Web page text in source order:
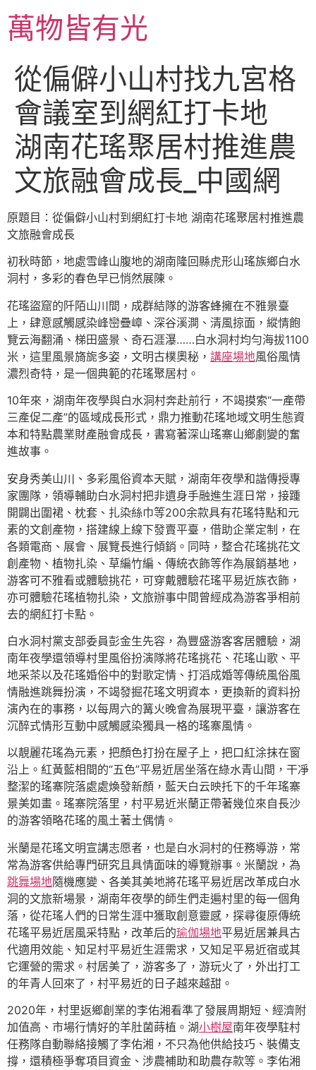
主萬物皆有光
從偏僻小山村找九宮格
會議室到網紅打卡地
湖南花瑤聚居村推進農
文旅融會成長_中國網
原題目：從偏僻小山村到網紅打卡地 湖南花瑤聚居村推進農
文旅融會成長
初秋時節，地處雪峰山腹地的湖南隆回縣虎形山瑤族鄉白水
洞村，多彩的春色早已悄然展陳。
花瑤盜窟的阡陌山川間，成群結隊的游客蜂擁在不雅景臺
上，肆意感觸感染峰巒疊嶂、深谷溪澗、清風掠面，縱情飽
覽云海翻涌、梯田盛景、奇石涯瀑……白水洞村均勻海拔1100
米，這里風景旖旎多姿，文明古樸奧秘， 講座場地風俗風情
濃烈奇特，是一個典範的花瑤聚居村。
10年來，湖南年夜學與白水洞村奔赴前行，不竭摸索“一產帶
三產促二產”的區域成長形式，鼎力推動花瑤地域文明生態資
本和特點農業財產融會成長，書寫著深山瑤寨山鄉劇變的奮
進故事。
安身秀美山川、多彩風俗資本天賦，湖南年夜學和諧傳授專
家團隊，領導輔助白水洞村把非遺身手融進生涯日常，接踵
開闢出圍裙、枕套、扎染絲巾等200余款具有花瑤特點和元
素的文創產物，搭建線上線下發賣平臺，借助企業定制，在
各類電商、展會、展覽長進行傾銷。同時，整合花瑤挑花文
創產物、植物扎染、草編竹編、傳統衣飾等作為展銷基地，
游客可不雅看或體驗挑花，可穿戴體驗花瑤平易近族衣飾，
亦可體驗花瑤植物扎染，文旅辦事中間曾經成為游客爭相前
去的網紅打卡點。
白水洞村黨支部委員彭金生先容，為豐盛游客客居體驗，湖
南年夜學還領導村里風俗扮演隊將花瑤挑花、花瑤山歌、平
地采茶以及花瑤婚俗中的對歌定情、打滔成婚等傳統風俗風
情融進跳舞扮演，不竭發掘花瑤文明資本，更換新的資料扮
演內在的事務，以每周六的篝火晚會為展現平臺，讓游客在
沉醉式情形互動中感觸感染獨具一格的瑤寨風情。
以靚麗花瑤為元素，把顏色打扮在屋子上，把口紅涂抹在窗
沿上。紅黃藍相間的“五色”平易近居坐落在綠水青山間，干凈
整潔的瑤寨院落處處煥發新顏，藍天白云映托下的千年瑤寨
景美如畫。瑤寨院落里，村平易近米蘭正帶著幾位來自長沙
的游客領略花瑤的風土著土偶情。
米蘭是花瑤文明宣講志愿者，也是白水洞村的任務導游，常
常為游客供給專門研究且具情面味的導覽辦事。米蘭說，為
跳舞場地隨機應變、各美其美地將花瑤平易近居改革成白水
洞的文旅新場景，湖南年夜學的師生們走遍村里的每一個角
落，從花瑤人們的日常生涯中獲取創意靈感，探尋復原傳統
花瑤平易近居風采特點，改革后的瑜伽場地平易近居兼具古
代適用效能、知足村平易近生涯需求，又知足平易近宿或其
它運營的需求。村居美了，游客多了，游玩火了，外出打工
的年青人回來了，村平易近的日子越來越甜。
2020年，村里返鄉創業的李佑湘看準了發展周期短、經濟附
加值高、市場行情好的羊肚菌蒔植。湖小樹屋南年夜學駐村
任務隊自動聯絡接觸了李佑湘，不只為他供給技巧、裝備支
撐，還積極爭奪項目資金、涉農補助和助農存款等。李佑湘